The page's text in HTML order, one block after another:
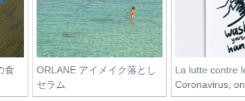
チップの渡し方 クレジッ
トカード払い編
ミラベルの季節